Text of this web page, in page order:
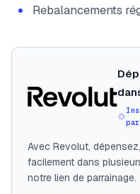
Rebalancements
Avec Revolut,
facilement dans
notre lien de parrainage.